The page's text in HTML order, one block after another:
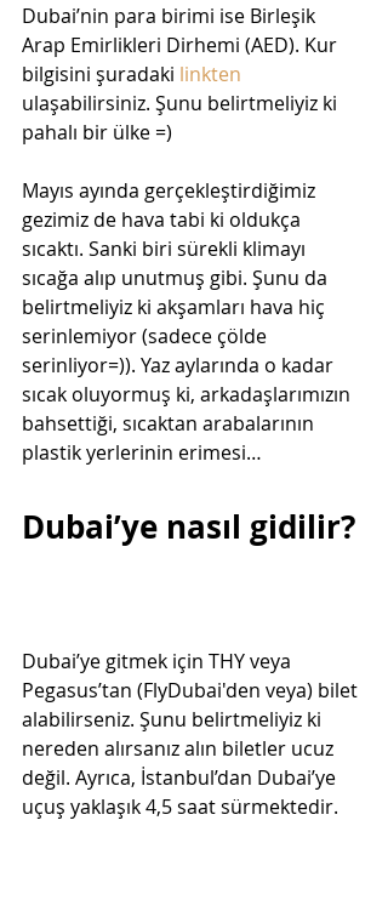
Dubai’nin para birimi ise Birleşik
Arap Emirlikleri Dirhemi (AED). Kur
bilgisini şuradaki linkten
ulaşabilirsiniz. Şunu belirtmeliyiz ki
pahalı bir ülke =)
Mayıs ayında gerçekleştirdiğimiz
gezimiz de hava tabi ki oldukça
sıcaktı. Sanki biri sürekli klimayı
sıcağa alıp unutmuş gibi. Şunu da
belirtmeliyiz ki akşamları hava hiç
serinlemiyor (sadece çölde
serinliyor=)). Yaz aylarında o kadar
sıcak oluyormuş ki, arkadaşlarımızın
bahsettiği, sıcaktan arabalarının
plastik yerlerinin erimesi…
Dubai’ye nasıl gidilir?
Dubai’ye gitmek için THY veya
Pegasus’tan (FlyDubai'den veya) bilet
alabilirseniz. Şunu belirtmeliyiz ki
nereden alırsanız alın biletler ucuz
değil. Ayrıca, İstanbul’dan Dubai’ye
uçuş yaklaşık 4,5 saat sürmektedir.